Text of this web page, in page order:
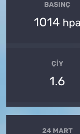
BASINÇ
1014 hpa
ÇIY
1.6
24 MART